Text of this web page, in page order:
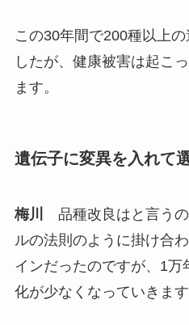
この30年間で200種以上
したが、健康被害は起こ
ます。
遺伝子に変異を入れて
梅川
品種改良はと言う
ルの法則のように掛け合
インだったのですが、1
化が少なくなっていきます